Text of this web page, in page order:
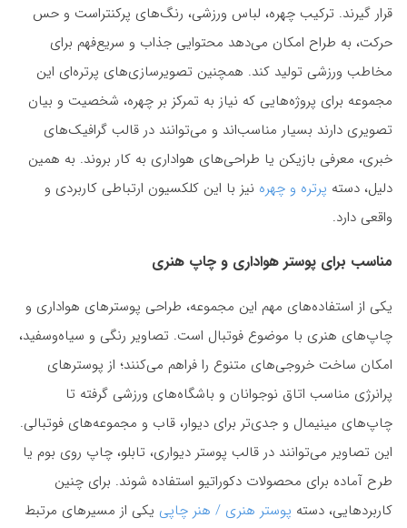
قرار گیرند. ترکیب چهره، لباس ورزشی، رنگ‌های پرکنتراست و حس
حرکت، به طراح امکان می‌دهد محتوایی جذاب و سریع‌فهم برای
مخاطب ورزشی تولید کند. همچنین تصویرسازی‌های پرتره‌ای این
مجموعه برای پروژه‌هایی که نیاز به تمرکز بر چهره، شخصیت و بیان
تصویری دارند بسیار مناسب‌اند و می‌توانند در قالب گرافیک‌های
خبری، معرفی بازیکن یا طراحی‌های هواداری به کار بروند. به همین
دلیل، دسته پرتره و چهره نیز با این کلکسیون ارتباطی کاربردی و
واقعی دارد.
مناسب برای پوستر هواداری و چاپ هنری
یکی از استفاده‌های مهم این مجموعه، طراحی پوسترهای هواداری و
چاپ‌های هنری با موضوع فوتبال است. تصاویر رنگی و سیاه‌وسفید،
امکان ساخت خروجی‌های متنوع را فراهم می‌کنند؛ از پوسترهای
پرانرژی مناسب اتاق نوجوانان و باشگاه‌های ورزشی گرفته تا
چاپ‌های مینیمال و جدی‌تر برای دیوار، قاب و مجموعه‌های فوتبالی.
این تصاویر می‌توانند در قالب پوستر دیواری، تابلو، چاپ روی بوم یا
طرح آماده برای محصولات دکوراتیو استفاده شوند. برای چنین
کاربردهایی، دسته پوستر هنری / هنر چاپی یکی از مسیرهای مرتبط